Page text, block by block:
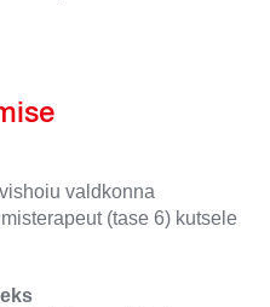
valdkonna
(tase 6) kutsele